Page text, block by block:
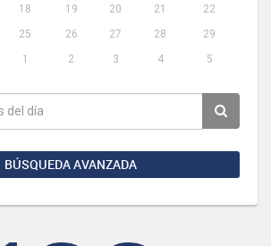
18 19 20 21
22
25 26 27 28
29
1 2 3 4 5
BÚSQUEDA AVANZADA